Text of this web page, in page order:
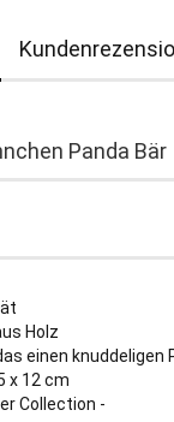
Panda Bär
Holz
einen
x 12 cm
Collection -